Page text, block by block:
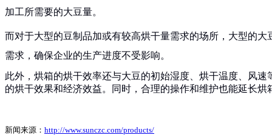
加工所需要的大豆量。
而对于大型的豆制品加或有较高烘干量需求的场所，大型的
需求，确保企业的生产进度不受影响。
此外，烘箱的烘干效率还与大豆的初始湿度、烘干温度、风
的烘干效果和经济效益。同时，合理的操作和维护也能延长
新闻来源： http://www.sunczc.com/products/